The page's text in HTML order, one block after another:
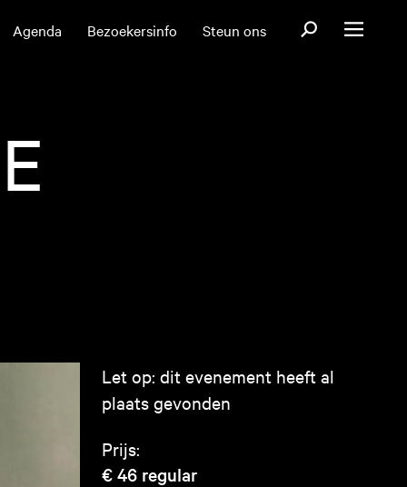
Agenda Bezoekersinfo Steun ons OpenOpen menu
Let op: dit evenement heeft al
plaats gevonden
Prijs:
€ 46 regular